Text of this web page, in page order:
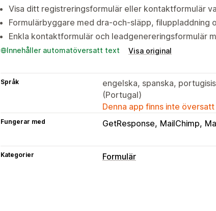
Visa ditt registreringsformulär eller kontaktformulär
Formulärbyggare med dra-och-släpp, filuppladdning
Enkla kontaktformulär och leadgenereringsformulär
Innehåller automatöversatt text Visa original
Språk
engelska, spanska,
(Portugal)
Denna app finns inte
Fungerar med GetResponse MailChimp
Kategorier Formulär